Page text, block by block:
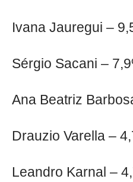
Ivana Jauregui –
Sérgio Sacani –
Ana Beatriz
Drauzio Varella –
Leandro Karnal –